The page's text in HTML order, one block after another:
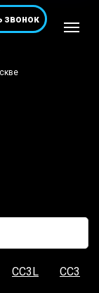
звонок
CC3L CC3